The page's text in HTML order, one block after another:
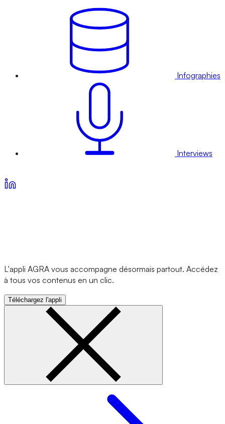
Infographies
Interviews
L'appli AGRA vous accompagne désormais partout. Accédez
à tous vos contenus en un clic.
Téléchargez l'appli